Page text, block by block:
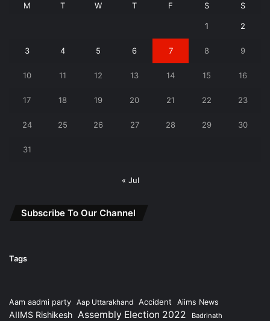
M T W T F S S
1 2
3 4 5 6 7 8 9
10 11 12 13 14 15 16
17 18 19 20 21 22 23
24 25 26 27 28 29 30
31
« Jul
Subscribe To Our Channel
Tags
Aam aadmi party Aap Uttarakhand Accident Aiims News
AIIMS Rishikesh Assembly Election 2022 Badrinath